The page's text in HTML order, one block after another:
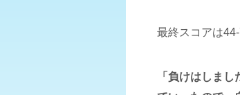
最終スコアは
「負けはしま